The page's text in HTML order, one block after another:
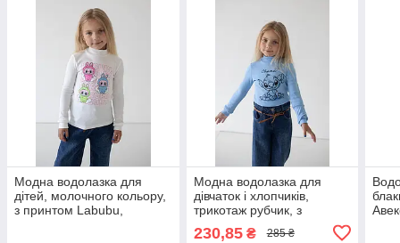
Модна водолазка для
дітей, молочного кольору,
з принтом Labubu,
Модна водолазка для
дівчаток і хлопчиків,
трикотаж рубчик, з
принтом Стіч розмір 128
230,85₴ 285 ₴